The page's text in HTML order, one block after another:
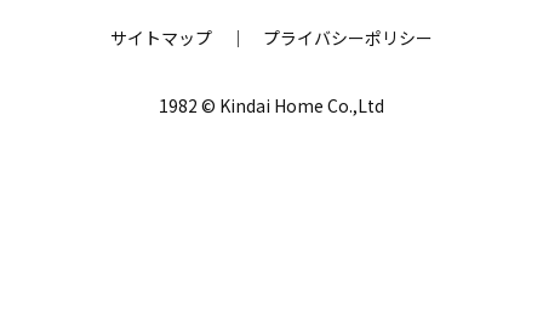
サイトマップ ｜ プライバシーポリシー
1982 © Kindai Home Co.,Ltd